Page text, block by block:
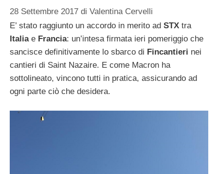
28 Settembre 2017 di Valentina Cervelli
E’ stato raggiunto un accordo in merito ad STX tra
Italiae Francia: un’intesa firmata ieri pomeriggio che
sancisce definitivamente lo sbarco di Fincantieri nei
cantieri di Saint Nazaire. E come Macron ha
sottolineato, vincono tutti in pratica, assicurando ad
ogni parte ciò che desidera.